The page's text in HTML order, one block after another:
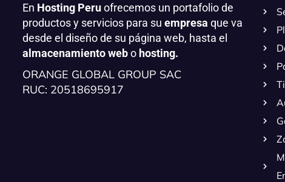
En Hosting Peruofrecemos un portafolio de
productos y servicios para su empresa que va
desde el diseño de su página web, hasta el
almacenamiento webo hosting.
ORANGE GLOBAL GROUP SAC
RUC: 20518695917